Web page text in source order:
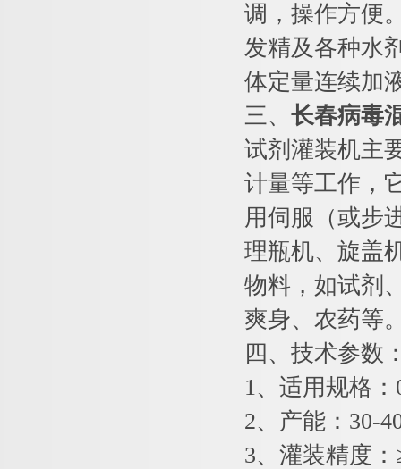
调，操作方便
发精及各种水
体定量连续加
三、 长春病毒
试剂灌装机主
计量等工作，
用伺服（或步
理瓶机、旋盖
物料，如试剂
爽身、农药等
四、技术参数
1、适用规格
2、产能：30-
3、灌装精度：